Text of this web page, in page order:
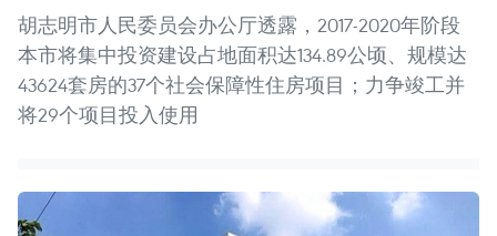
胡志明市人民委员会办公厅透露，2017-2020年阶段
本市将集中投资建设占地面积达134.89公顷、规模达
43624套房的37个社会保障性住房项目；力争竣工并
将29个项目投入使用